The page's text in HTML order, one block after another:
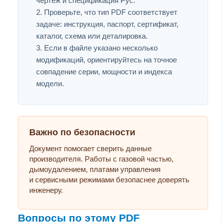
Проверьте, что тип PDF соответствует
задаче: инструкция, паспорт, сертификат,
каталог, схема или деталировка.
Если в файле указано несколько
модификаций, ориентируйтесь на точное
совпадение серии, мощности и индекса
модели.
Важно по безопасности
Документ помогает сверить данные
производителя. Работы с газовой частью,
дымоудалением, платами управления
и сервисными режимами безопаснее доверять
инженеру.
Вопросы по этому PDF